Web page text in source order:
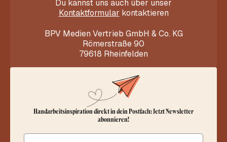
Du kannst uns auch über unser
Kontaktformular kontaktieren
BPV Medien Vertrieb GmbH & Co. KG
Römerstraße 90
79618 Rheinfelden
Handarbeitsinspiration direkt in dein Postfach: Jetzt Newsletter
abonnieren!
Email